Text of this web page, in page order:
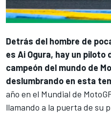
Detrás del hombre de
es Ai Ogura, hay un piloto
campeón del mundo de
deslumbrando en esta
año en el Mundial de
llamando a la puerta de su